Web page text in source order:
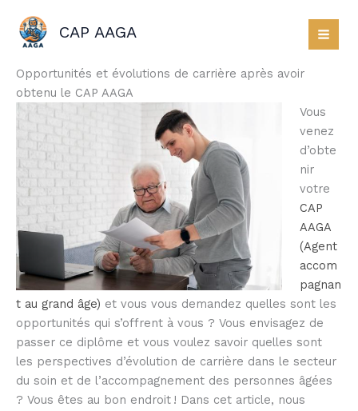
contenu
CAP AAGA
Opportunités et évolutions de carrière après avoir
obtenu le CAP AAGA
Vous
venez
d’obte
nir
votre
CAP
AAGA
(Agent
accom
pagnan
t au grand âge) et vous vous demandez quelles sont les
opportunités qui s’offrent à vous ? Vous envisagez de
passer ce diplôme et vous voulez savoir quelles sont
les perspectives d’évolution de carrière dans le secteur
du soin et de l’accompagnement des personnes âgées
? Vous êtes au bon endroit ! Dans cet article, nous